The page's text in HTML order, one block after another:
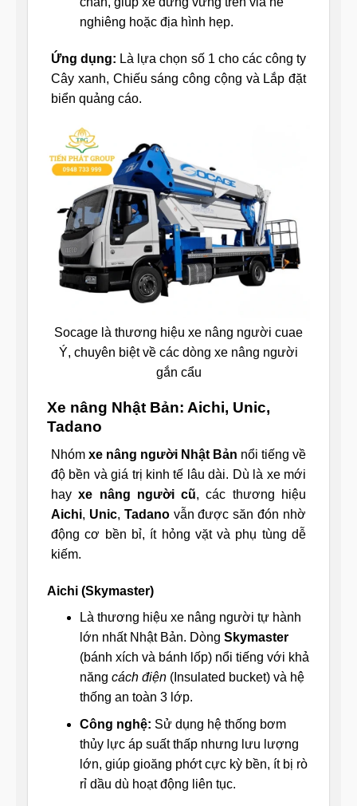
nghiêng hoặc địa hình hẹp.
Ứng dụng: Là lựa chọn số 1 cho các công ty
Cây xanh, Chiếu sáng công cộng và Lắp đặt
biển quảng cáo.
Socage là thương hiệu xe nâng người cuae
Ý, chuyên biệt về các dòng xe nâng người
gắn cẩu
Xe nâng Nhật Bản: Aichi, Unic,
Tadano
Nhóm xe nâng người Nhật Bản nổi tiếng về
độ bền và giá trị kinh tế lâu dài. Dù là xe mới
hayxe nâng người cũ, các thương hiệu
Aichi, Unic, Tadanovẫn được săn đón nhờ
động cơ bền bỉ, ít hỏng vặt và phụ tùng dễ
kiếm.
Aichi (Skymaster)
Là thương hiệu xe nâng người tự hành
lớn nhất Nhật Bản. Dòng Skymaster
(bánh xích và bánh lốp) nổi tiếng với khả
năng cách điện(Insulated bucket) và hệ
thống an toàn 3 lớp.
Công nghệ: Sử dụng hệ thống bơm
thủy lực áp suất thấp nhưng lưu lượng
lớn, giúp gioăng phớt cực kỳ bền, ít bị rò
rỉ dầu dù hoạt động liên tục.